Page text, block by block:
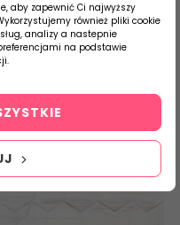
produktu
Łazienkowe
aby zapewnić Ci najwyższy
również pliki cookie
analizy a nastepnie
na podstawie